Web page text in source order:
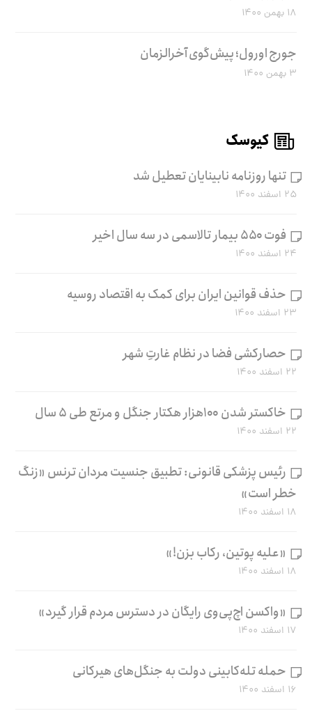
۱۸ بهمن ۱۴۰۰
جورج اورول؛ پیش‌گوی آخرالزمان
۳ بهمن ۱۴۰۰
کیوسک
تنها روزنامه نابینایان تعطیل شد
۲۵ اسفند ۱۴۰۰
فوت ۵۵۰ بیمار تالاسمی در سه سال اخیر
۲۴ اسفند ۱۴۰۰
حذف قوانین ایران برای کمک به اقتصاد روسیه
۲۳ اسفند ۱۴۰۰
حصارکشی فضا در نظام غارتِ شهر
۲۲ اسفند ۱۴۰۰
خاکستر شدن ۱۰۰هزار هکتار جنگل و مرتع طی ۵ سال
۲۲ اسفند ۱۴۰۰
رئیس پزشکی قانونی: تطبیق جنسیت مردان ترنس «زنگ
خطر است»
۱۸ اسفند ۱۴۰۰
«علیه پوتین، رکاب بزن!»
۱۸ اسفند ۱۴۰۰
«واکسن اچ‌پی‌وی رایگان در دسترس مردم قرار گیرد»
۱۷ اسفند ۱۴۰۰
حمله تله‌کابینی دولت به جنگل‌های هیرکانی
۱۶ اسفند ۱۴۰۰